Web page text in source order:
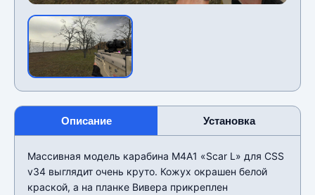
Описание Установка
Массивная модель карабина M4A1 «Scar L» для CSS
v34 выглядит очень круто. Кожух окрашен белой
краской, а на планке Вивера прикреплен